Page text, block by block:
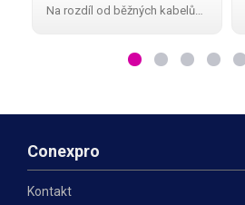
Na rozdíl od běžných kabelů
ochrannou krytku proti
Conexpro
Kontakt